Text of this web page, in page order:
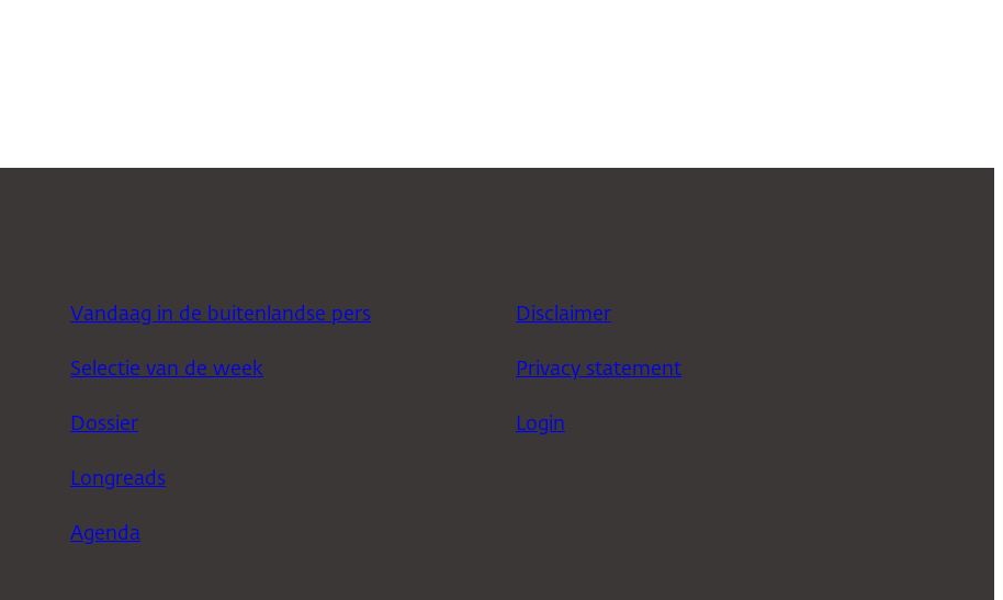
Vandaag in de buitenlandse pers
Selectie van de week
Dossier
Longreads
Agenda
Disclaimer
Privacy statement
Login